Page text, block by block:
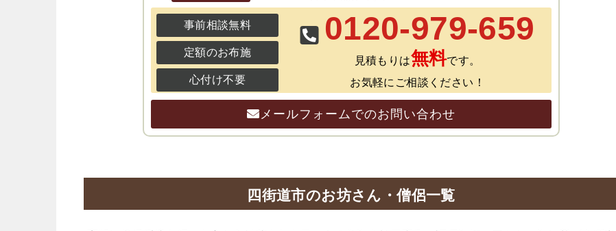
事前相談無料
定額のお布施
心付け不要
0120-979-659
見積もりは無料です。
お気軽にご相談ください！
メールフォームでのお問い合わせ
四街道市のお坊さん・僧侶一覧